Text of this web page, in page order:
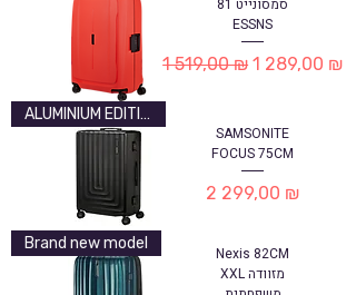
סמסונייט 81
ESSNS
Обычная цена
1 519,00 ₪ Цена со
1 289,00 ₪
ALUMINIUM EDITION
SAMSONITE
FOCUS 75CM
Цена
2 299,00 ₪
Brand new model
Nexis 82CM
XXL מזוודה